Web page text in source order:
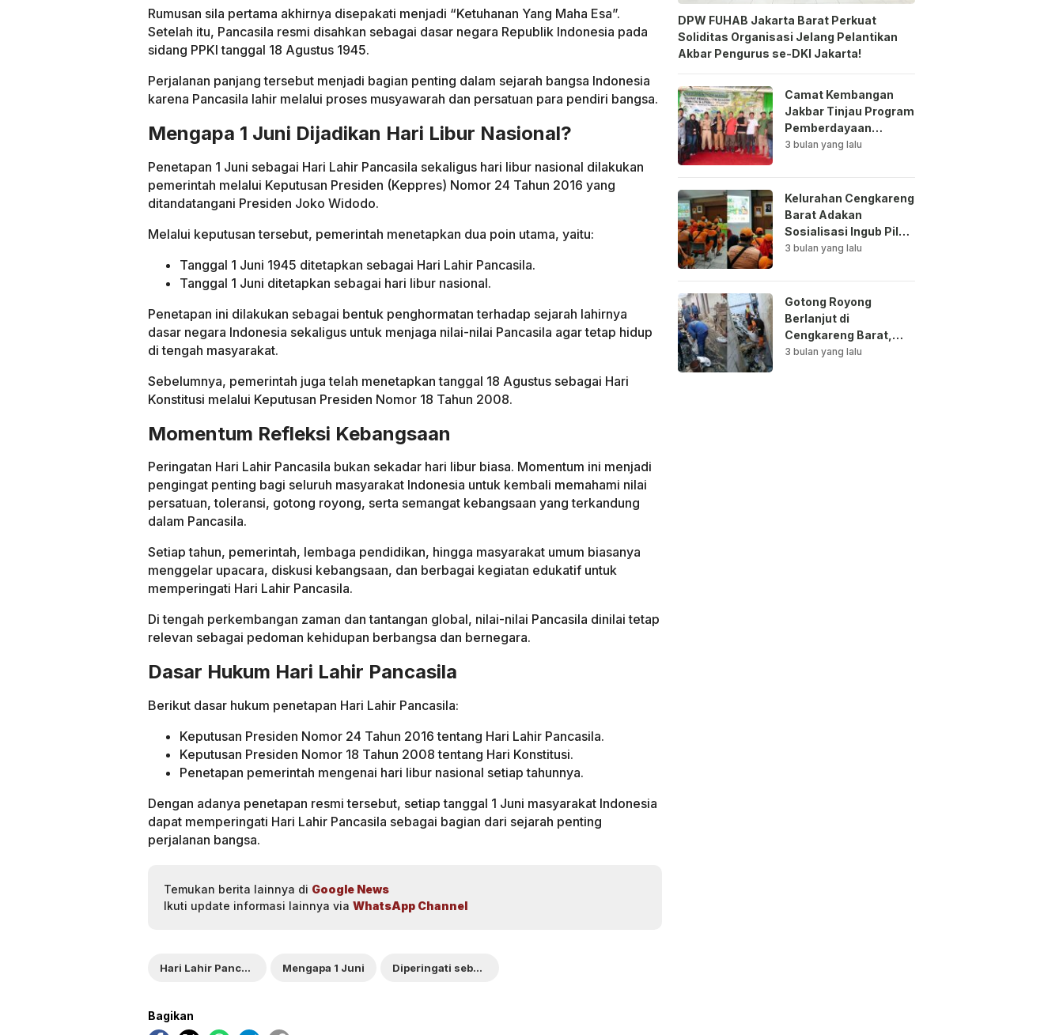
Rumusan sila pertama akhirnya disepakati menjadi “Ketuhanan Yang Maha Esa”.
Setelah itu, Pancasila resmi disahkan sebagai dasar negara Republik Indonesia pada
sidang PPKI tanggal 18 Agustus 1945.
Perjalanan panjang tersebut menjadi bagian penting dalam sejarah bangsa Indonesia
karena Pancasila lahir melalui proses musyawarah dan persatuan para pendiri bangsa.
Mengapa 1 Juni Dijadikan Hari Libur Nasional?
Penetapan 1 Juni sebagai Hari Lahir Pancasila sekaligus hari libur nasional dilakukan
pemerintah melalui Keputusan Presiden (Keppres) Nomor 24 Tahun 2016 yang
ditandatangani Presiden Joko Widodo.
Melalui keputusan tersebut, pemerintah menetapkan dua poin utama, yaitu:
Tanggal 1 Juni 1945 ditetapkan sebagai Hari Lahir Pancasila.
Tanggal 1 Juni ditetapkan sebagai hari libur nasional.
Penetapan ini dilakukan sebagai bentuk penghormatan terhadap sejarah lahirnya
dasar negara Indonesia sekaligus untuk menjaga nilai-nilai Pancasila agar tetap hidup
di tengah masyarakat.
Sebelumnya, pemerintah juga telah menetapkan tanggal 18 Agustus sebagai Hari
Konstitusi melalui Keputusan Presiden Nomor 18 Tahun 2008.
Momentum Refleksi Kebangsaan
Peringatan Hari Lahir Pancasila bukan sekadar hari libur biasa. Momentum ini menjadi
pengingat penting bagi seluruh masyarakat Indonesia untuk kembali memahami nilai
persatuan, toleransi, gotong royong, serta semangat kebangsaan yang terkandung
dalam Pancasila.
Setiap tahun, pemerintah, lembaga pendidikan, hingga masyarakat umum biasanya
menggelar upacara, diskusi kebangsaan, dan berbagai kegiatan edukatif untuk
memperingati Hari Lahir Pancasila.
Di tengah perkembangan zaman dan tantangan global, nilai-nilai Pancasila dinilai tetap
relevan sebagai pedoman kehidupan berbangsa dan bernegara.
Dasar Hukum Hari Lahir Pancasila
Berikut dasar hukum penetapan Hari Lahir Pancasila:
Keputusan Presiden Nomor 24 Tahun 2016 tentang Hari Lahir Pancasila.
Keputusan Presiden Nomor 18 Tahun 2008 tentang Hari Konstitusi.
Penetapan pemerintah mengenai hari libur nasional setiap tahunnya.
Dengan adanya penetapan resmi tersebut, setiap tanggal 1 Juni masyarakat Indonesia
dapat memperingati Hari Lahir Pancasila sebagai bagian dari sejarah penting
perjalanan bangsa.
Temukan berita lainnya di Google News
Ikuti update informasi lainnya via WhatsApp Channel
Hari Lahir Pancasila Mengapa 1 Juni Diperingati sebagai
Bagikan
DPW FUHAB Jakarta Barat Perkuat
Soliditas Organisasi Jelang Pelantikan
Akbar Pengurus se-DKI Jakarta!
Camat Kembangan
Jakbar Tinjau Program
Pemberdayaan
Lingkungan di Bale
3 bulan yang lalu
Kelurahan Cengkareng
Barat Adakan
Sosialisasi Ingub Pilah
Sampah Kepada PPSU
3 bulan yang lalu
Gotong Royong
Berlanjut di
Cengkareng Barat,
Saluran Air
3 bulan yang lalu